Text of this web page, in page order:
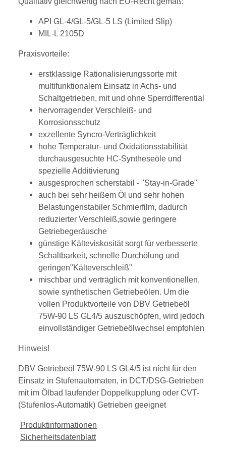
API GL-4/GL-5/GL-5 LS (Limited Slip)
MIL-L 2105D
Praxisvorteile:
erstklassige Rationalisierungssorte mit
multifunktionalem Einsatz in Achs- und
Schaltgetrieben, mit und ohne Sperrdifferential
hervorragender Verschleiß- und
Korrosionsschutz
exzellente Syncro-Verträglichkeit
hohe Temperatur- und Oxidationsstabilität
durchausgesuchte HC-Syntheseöle und
spezielle Additivierung
ausgesprochen scherstabil - "Stay-in-Grade"
auch bei sehr heißem Öl und sehr hohen
Belastungenstabiler Schmierfilm, dadurch
reduzierter Verschleiß,sowie geringere
Getriebegeräusche
günstige Kälteviskosität sorgt für verbesserte
Schaltbarkeit, schnelle Durchölung und
geringen"Kälteverschleiß"
mischbar und verträglich mit konventionellen,
sowie synthetischen Getriebeölen. Um die
vollen Produktvorteile von DBV Getriebeöl
75W-90 LS GL4/5 auszuschöpfen, wird jedoch
einvollständiger Getriebeölwechsel empfohlen
Hinweis!
DBV Getriebeöl 75W-90 LS GL4/5 ist nicht für den
Einsatz in Stufenautomaten, in DCT/DSG-Getrieben
mit im Ölbad laufender Doppelkupplung oder CVT-
(Stufenlos-Automatik) Getrieben geeignet
Produktinformationen
Sicherheitsdatenblatt